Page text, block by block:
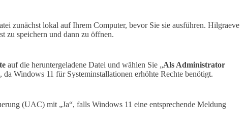
zunächst lokal auf Ihrem Computer, bevor Sie sie ausführen. Hilgraeve
zu speichern und dann zu öffnen.
auf die heruntergeladene Datei und wählen Sie „Als Administrator
Windows 11 für Systeminstallationen erhöhte Rechte benötigt.
(UAC) mit „Ja“, falls Windows 11 eine entsprechende Meldung